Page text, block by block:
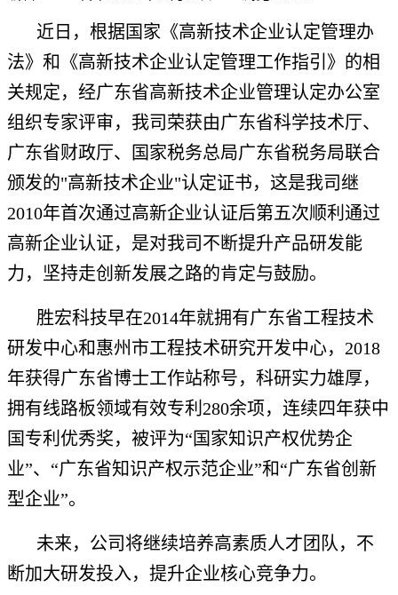
近日，根据国家《高新技术企业认定管理办
法》和《高新技术企业认定管理工作指引》的相
关规定，经广东省高新技术企业管理认定办公室
组织专家评审，我司荣获由广东省科学技术厅、
广东省财政厅、国家税务总局广东省税务局联合
颁发的"高新技术企业"认定证书，这是我司继
2010年首次通过高新企业认证后第五次顺利通过
高新企业认证，是对我司不断提升产品研发能
力，坚持走创新发展之路的肯定与鼓励。
胜宏科技早在2014年就拥有广东省工程技术
研发中心和惠州市工程技术研究开发中心，2018
年获得广东省博士工作站称号，科研实力雄厚，
拥有线路板领域有效专利280余项，连续四年获中
国专利优秀奖，被评为“国家知识产权优势企
业”、“广东省知识产权示范企业”和“广东省创新
型企业”。
未来，公司将继续培养高素质人才团队，不
断加大研发投入，提升企业核心竞争力。